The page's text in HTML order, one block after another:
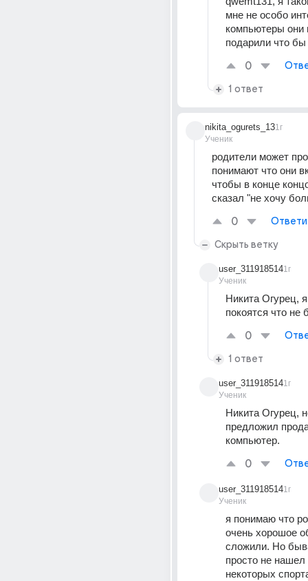
мне не особо
компьютеры они
подарили что
0
1 ответ
nikita_ogurets_13
Ученик
1г
родители может
понимают что они
чтобы в конце
сказал "не хочу
0
Скрыть ветку
user_311918514
Ученик
1г
Никита Огурец, я
покоятся что не
0
1 ответ
user_311918514
Ученик
1г
Никита Огурец,
предложил
компьютер.
0
user_311918514
Ученик
1г
я понимаю что
очень хорошое
сложили. Но
просто не нашел
некоторых